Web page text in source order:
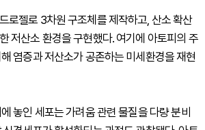
로젤로 3차원 구조체를 제작하고, 산소 확산
저산소 환경을 구현했다. 여기에 아토피의 주
염증과 저산소가 공존하는 미세환경을 재현
놓인 세포는 가려움 관련 물질을 다량 분비